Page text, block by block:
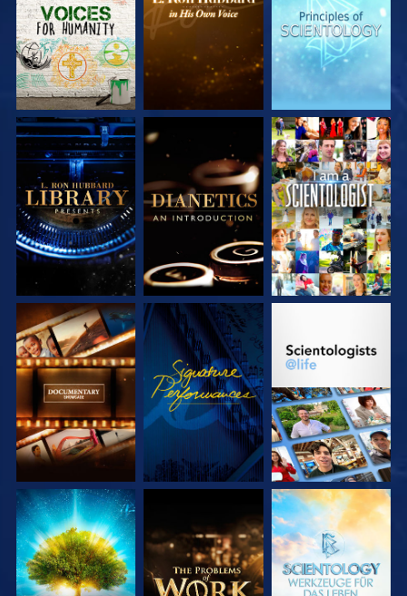
ENTDECKEN ENTDECKEN ENTDECKEN
SERIE
ENTDECKEN
ENTDECKEN
ANSEHEN
SERIE
ENTDECKEN
ANSEHEN
SERIE
SERIE
ENTDECKEN
SERIE
ENTDECKEN
SERIE
ENTDECKEN